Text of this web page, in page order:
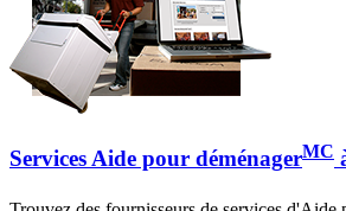
Services Aide pour déménagerMC